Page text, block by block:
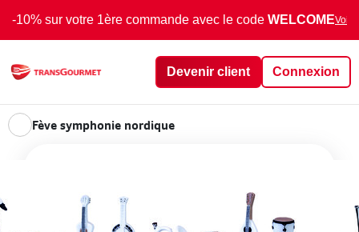
-10% sur votre 1ère commande avec le code WELCOMEVoir
Devenir client Connexion
Fève symphonie nordique